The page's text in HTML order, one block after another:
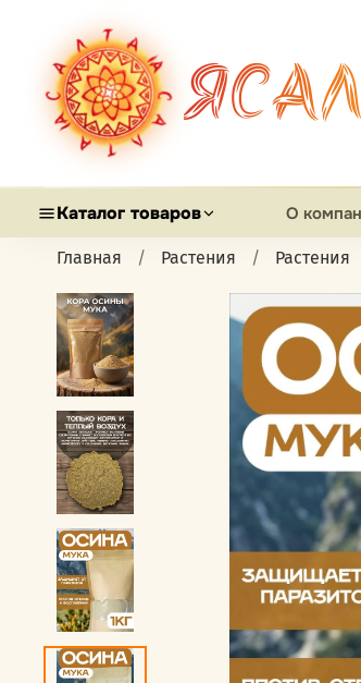
Каталог товаров О
Главная Растения Растения